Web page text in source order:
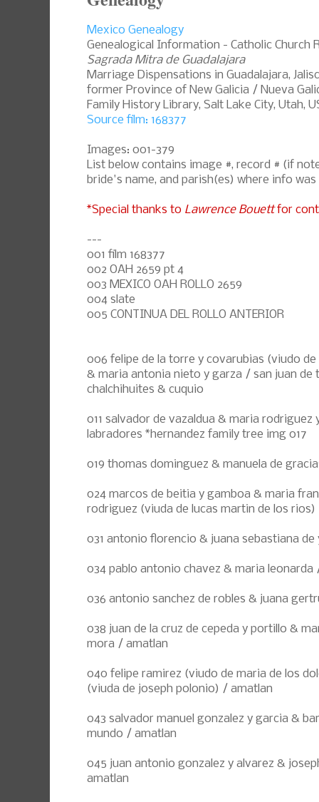
Mexico Genealogy
Genealogical Information - Catholic Church
Sagrada Mitra de Guadalajara
Marriage Dispensations in Guadalajara,
former Province of New Galicia / Nueva
Family History Library, Salt Lake City, Utah,
Source film: 168377
Images: 001-379
List below contains image #, record # (if
bride's name, and parish(es) where info
*Special thanks to Lawrence Bouettfor
---
001 film 168377
002 OAH 2659 pt 4
003 MEXICO OAH ROLLO 2659
004 slate
005 CONTINUA DEL ROLLO ANTERIOR
006 felipe de la torre y covarubias (viudo
& maria antonia nieto y garza / san juan de
chalchihuites & cuquio
011 salvador de vazaldua & maria rodriguez
labradores *hernandez family tree img 017
019 thomas dominguez & manuela de
024 marcos de beitia y gamboa & maria
rodriguez (viuda de lucas martin de los
031 antonio florencio & juana sebastiana de
034 pablo antonio chavez & maria leonarda
036 antonio sanchez de robles & juana
038 juan de la cruz de cepeda y portillo &
mora / amatlan
040 felipe ramirez (viudo de maria de los
(viuda de joseph polonio) / amatlan
043 salvador manuel gonzalez y garcia &
mundo / amatlan
045 juan antonio gonzalez y alvarez &
amatlan